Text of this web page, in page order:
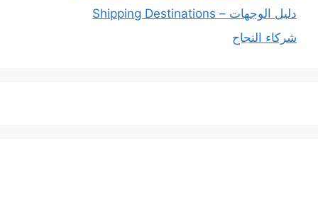
دليل الوجهات – Shipping Destinations
شركاء النجاح